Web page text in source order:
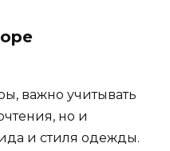
важно учитывать
но и
и стиля одежды.